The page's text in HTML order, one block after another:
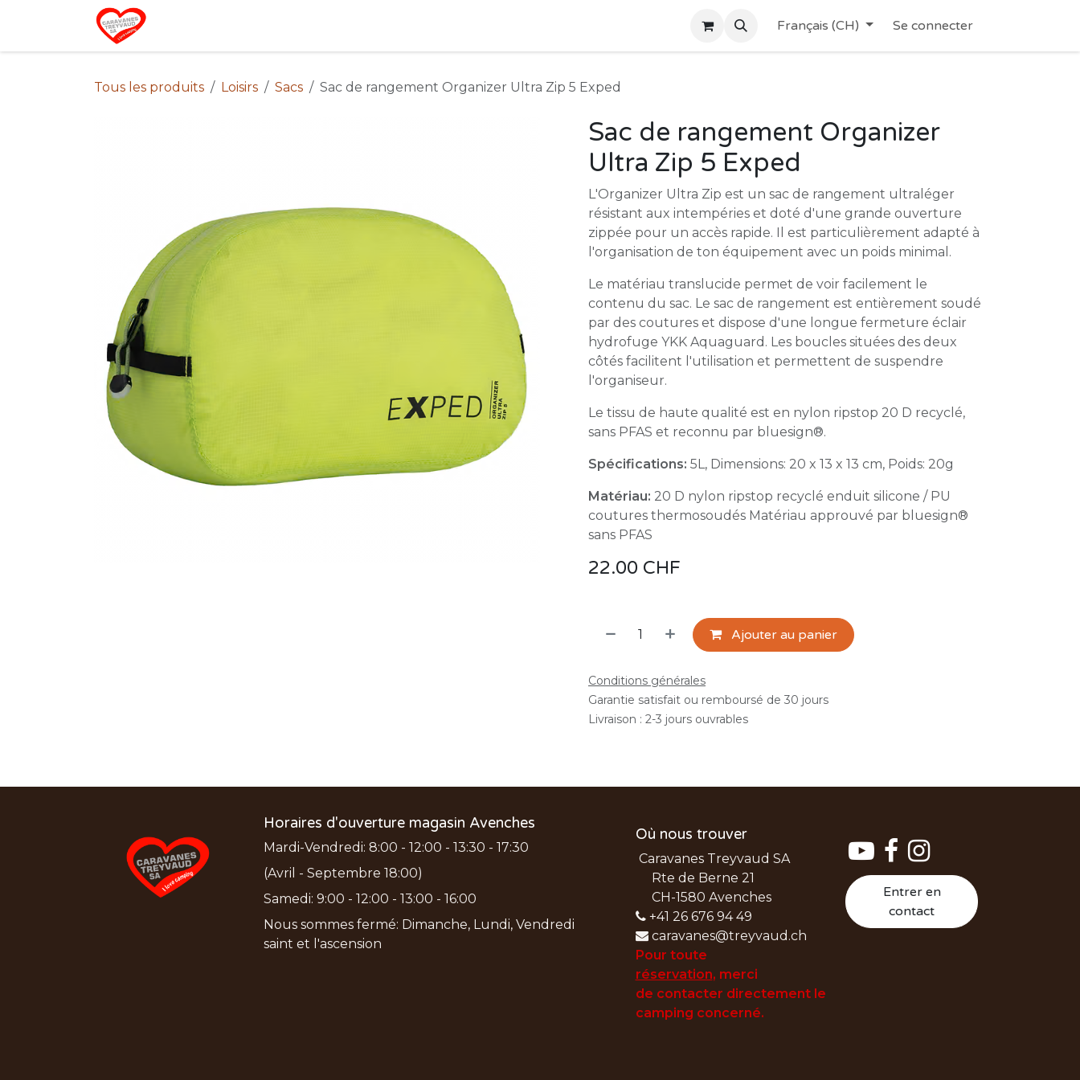
Se rendre au contenu
Français (CH) Se connecter
Tous les produits Loisirs Sacs Sac de rangement Organizer Ultra Zip 5 Exped
Sac de rangement Organizer
Ultra Zip 5 Exped
L'Organizer Ultra Zip est un sac de rangement ultraléger
résistant aux intempéries et doté d'une grande ouverture
zippée pour un accès rapide. Il est particulièrement adapté à
l'organisation de ton équipement avec un poids minimal.
Le matériau translucide permet de voir facilement le
contenu du sac. Le sac de rangement est entièrement soudé
par des coutures et dispose d'une longue fermeture éclair
hydrofuge YKK Aquaguard. Les boucles situées des deux
côtés facilitent l'utilisation et permettent de suspendre
l'organiseur.
Le tissu de haute qualité est en nylon ripstop 20 D recyclé,
sans PFAS et reconnu par bluesign®.
Spécifications: 5L, Dimensions: 20 x 13 x 13 cm, Poids: 20g
Matériau: 20 D nylon ripstop recyclé enduit silicone / PU
coutures thermosoudés Matériau approuvé par bluesign®
sans PFAS
22.00 CHF
Ajouter au panier
Conditions générales
Garantie satisfait ou remboursé de 30 jours
Livraison : 2-3 jours ouvrables
Entrer en
contact
Horaires d'ouverture magasin Avenches
Mardi-Vendredi: 8:00 - 12:00 - 13:30 - 17:30
(Avril - Septembre 18:00)
Samedi: 9:00 - 12:00 - 13:00 - 16:00
Nous sommes fermé: Dimanche, Lundi, Vendredi
saint et l'ascension
Où nous trouver
Caravanes Treyvaud SA
Rte de Berne 21
CH-1580 Avenches
+41 26 676 94 49
caravanes@treyvaud.ch
Pour toute
réservation, merci
de contacter directement le
camping concerné.